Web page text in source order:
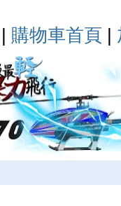
| 購物車首頁 |